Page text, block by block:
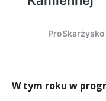
W tym roku w